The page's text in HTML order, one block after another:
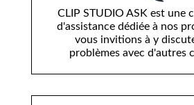
CLIP STUDIO ASK est une
d'assistance dédiée à nos
vous invitions à y
problèmes avec d'autres